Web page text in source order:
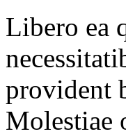
Libero ea
provident
Molestiae